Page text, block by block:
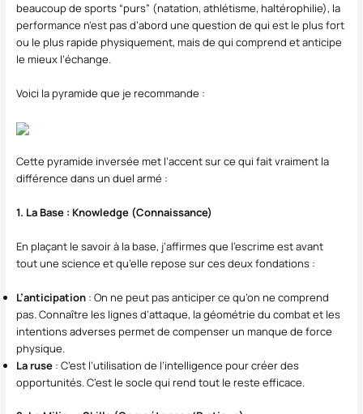
beaucoup de sports “purs” (natation, athlétisme, haltérophilie), la
performance n’est pas d’abord une question de qui est le plus fort
ou le plus rapide physiquement, mais de qui comprend et anticipe
le mieux l’échange.
Voici la pyramide que je recommande :
Cette pyramide inversée met l’accent sur ce qui fait vraiment la
différence dans un duel armé :
1. La Base : Knowledge (Connaissance)
En plaçant le savoir à la base, j’affirmes que l’escrime est avant
tout une science et qu’elle repose sur ces deux fondations :
L’anticipation : On ne peut pas anticiper ce qu’on ne comprend
pas. Connaître les lignes d’attaque, la géométrie du combat et les
intentions adverses permet de compenser un manque de force
physique.
La ruse : C’est l’utilisation de l’intelligence pour créer des
opportunités. C’est le socle qui rend tout le reste efficace.